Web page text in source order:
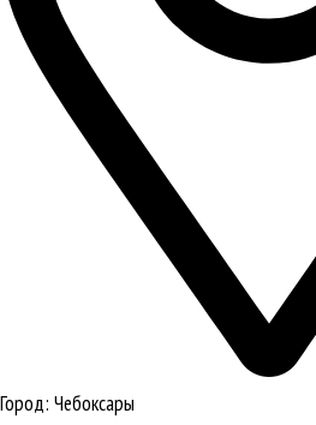
Город: Чебоксары